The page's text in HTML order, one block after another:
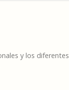
y los diferentes